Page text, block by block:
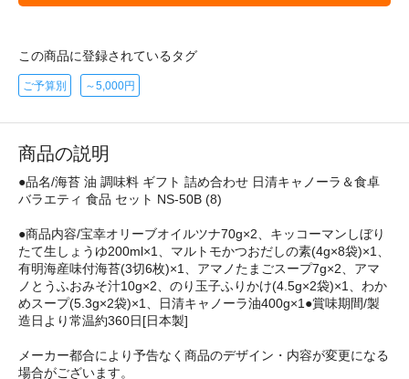
この商品に登録されているタグ
ご予算別 ～5,000円
商品の説明
●品名/海苔 油 調味料 ギフト 詰め合わせ 日清キャノーラ＆食卓
バラエティ 食品 セット NS-50B (8)
●商品内容/宝幸オリーブオイルツナ70g×2、キッコーマンしぼり
たて生しょうゆ200ml×1、マルトモかつおだしの素(4g×8袋)×1、
有明海産味付海苔(3切6枚)×1、アマノたまごスープ7g×2、アマ
ノとうふおみそ汁10g×2、のり玉子ふりかけ(4.5g×2袋)×1、わか
めスープ(5.3g×2袋)×1、日清キャノーラ油400g×1●賞味期間/製
造日より常温約360日[日本製]
メーカー都合により予告なく商品のデザイン・内容が変更になる
場合がございます。